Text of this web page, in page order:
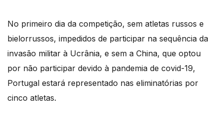
No primeiro dia da competição, sem atletas russos e
bielorrussos, impedidos de participar na sequência da
invasão militar à Ucrânia, e sem a China, que optou
por não participar devido à pandemia de covid-19,
Portugal estará representado nas eliminatórias por
cinco atletas.